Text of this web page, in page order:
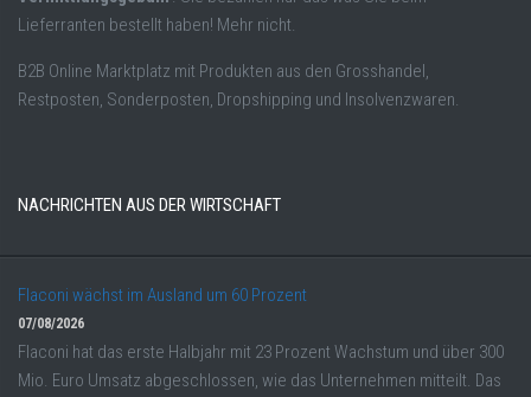
Lieferranten bestellt haben! Mehr nicht.
B2B Online Marktplatz mit Produkten aus den Grosshandel,
Restposten, Sonderposten, Dropshipping und Insolvenzwaren.
NACHRICHTEN AUS DER WIRTSCHAFT
Flaconi wächst im Ausland um 60 Prozent
07/08/2026
Flaconi hat das erste Halbjahr mit 23 Prozent Wachstum und über 300
Mio. Euro Umsatz abgeschlossen, wie das Unternehmen mitteilt. Das